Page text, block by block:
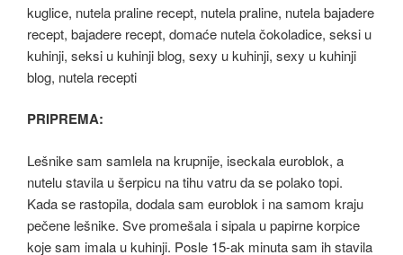
PRIPREMA:
Lešnike sam samlela na krupnije, iseckala euroblok, a
nutelu stavila u šerpicu na tihu vatru da se polako topi.
Kada se rastopila, dodala sam euroblok i na samom kraju
pečene lešnike. Sve promešala i sipala u papirne korpice
koje sam imala u kuhinji. Posle 15-ak minuta sam ih stavila